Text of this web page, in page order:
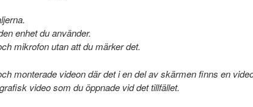
enhet du använder.
mikrofon utan att du märker det.
monterade videon där det i en del av skärmen finns en
video som du öppnade vid det tillfället.